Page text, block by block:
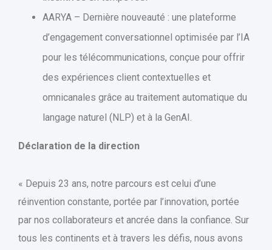
AARYA – Dernière nouveauté : une plateforme
d’engagement conversationnel optimisée par l’IA
pour les télécommunications, conçue pour offrir
des expériences client contextuelles et
omnicanales grâce au traitement automatique du
langage naturel (NLP) et à la GenAI.
Déclaration de la direction
« Depuis 23 ans, notre parcours est celui d’une
réinvention constante, portée par l’innovation, portée
par nos collaborateurs et ancrée dans la confiance. Sur
tous les continents et à travers les défis, nous avons